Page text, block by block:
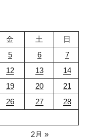
金 土
日
5 6
7
12 13
14
19 20
21
26 27
28
2月 »